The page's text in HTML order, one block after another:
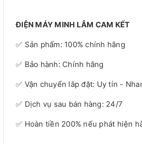
ĐIỆN MÁY MINH LÂM CAM KẾT
✅ Sản phẩm: 100% chính hãng
✅ Bảo hành: Chính hãng
✅ Vận chuyển lắp đặt: Uy tín -
✅ Dịch vụ sau bán hàng: 24/7
✅ Hoàn tiền 200% nếu phát hiện